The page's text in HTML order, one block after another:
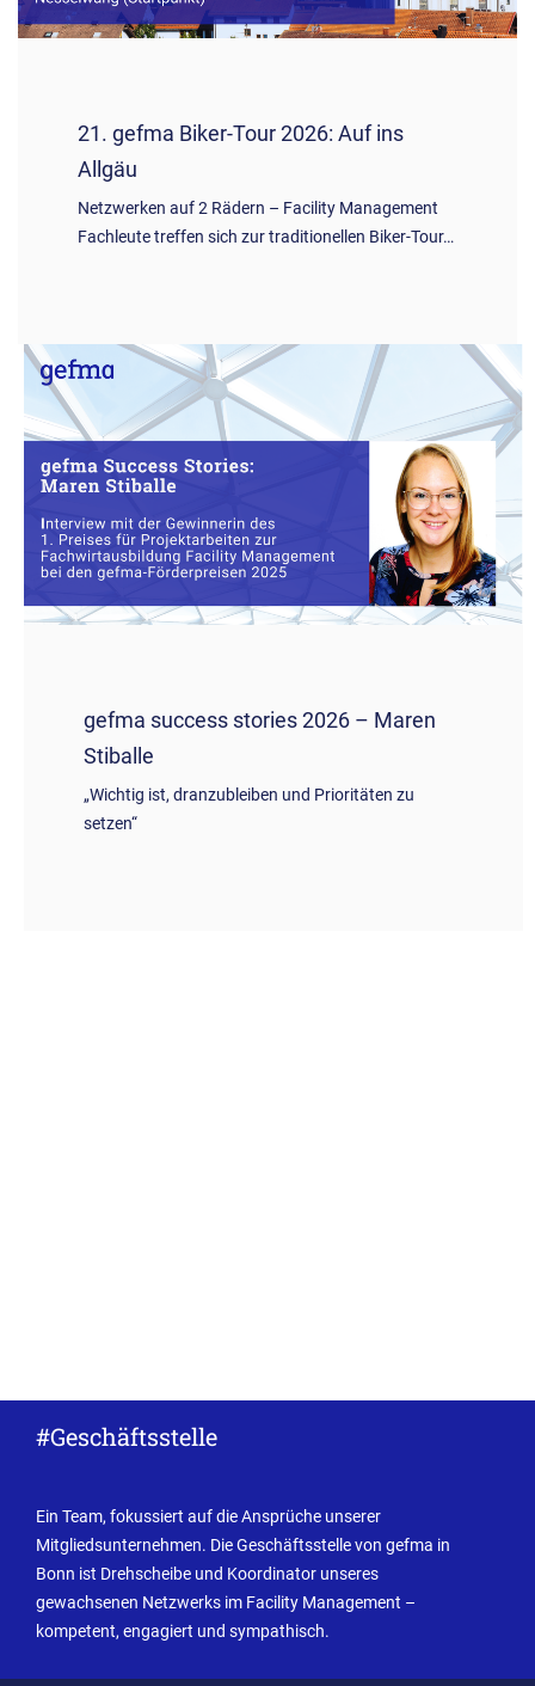
21. gefma Biker-Tour 2026: Auf ins
Allgäu
Netzwerken auf 2 Rädern – Facility Management
Fachleute treffen sich zur traditionellen Biker-Tour…
gefma success stories 2026 – Maren
Stiballe
„Wichtig ist, dranzubleiben und Prioritäten zu
setzen“
#Geschäftsstelle
Ein Team, fokussiert auf die Ansprüche unserer
Mitgliedsunternehmen. Die Geschäftsstelle von gefma in
Bonn ist Drehscheibe und Koordinator unseres
gewachsenen Netzwerks im Facility Management –
kompetent, engagiert und sympathisch.